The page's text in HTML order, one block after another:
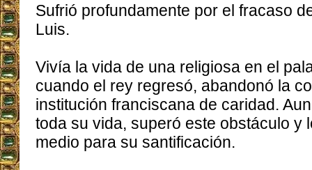
Sufrió profundamente por el fracaso
Luis.
Vivía la vida de una religiosa en el
cuando el rey regresó, abandonó la
institución franciscana de caridad.
toda su vida, superó este obstáculo y
medio para su santificación.